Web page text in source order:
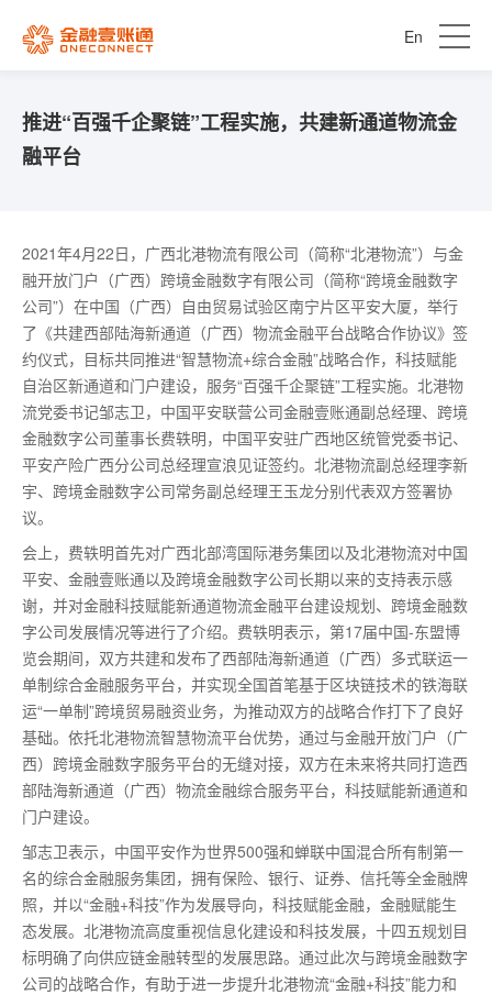
En
推进“百强千企聚链”工程实施，共建新通道物流金
融平台
2021年4月22日，广西北港物流有限公司（简称“北港物流”）与金
融开放门户（广西）跨境金融数字有限公司（简称“跨境金融数字
公司”）在中国（广西）自由贸易试验区南宁片区平安大厦，举行
了《共建西部陆海新通道（广西）物流金融平台战略合作协议》签
约仪式，目标共同推进“智慧物流+综合金融”战略合作，科技赋能
自治区新通道和门户建设，服务“百强千企聚链”工程实施。北港物
流党委书记邹志卫，中国平安联营公司金融壹账通副总经理、跨境
金融数字公司董事长费轶明，中国平安驻广西地区统管党委书记、
平安产险广西分公司总经理宣浪见证签约。北港物流副总经理李新
宇、跨境金融数字公司常务副总经理王玉龙分别代表双方签署协
议。
会上，费轶明首先对广西北部湾国际港务集团以及北港物流对中国
平安、金融壹账通以及跨境金融数字公司长期以来的支持表示感
谢，并对金融科技赋能新通道物流金融平台建设规划、跨境金融数
字公司发展情况等进行了介绍。费轶明表示，第17届中国-东盟博
览会期间，双方共建和发布了西部陆海新通道（广西）多式联运一
单制综合金融服务平台，并实现全国首笔基于区块链技术的铁海联
运“一单制”跨境贸易融资业务，为推动双方的战略合作打下了良好
基础。依托北港物流智慧物流平台优势，通过与金融开放门户（广
西）跨境金融数字服务平台的无缝对接，双方在未来将共同打造西
部陆海新通道（广西）物流金融综合服务平台，科技赋能新通道和
门户建设。
邹志卫表示，中国平安作为世界500强和蝉联中国混合所有制第一
名的综合金融服务集团，拥有保险、银行、证券、信托等全金融牌
照，并以“金融+科技”作为发展导向，科技赋能金融，金融赋能生
态发展。北港物流高度重视信息化建设和科技发展，十四五规划目
标明确了向供应链金融转型的发展思路。通过此次与跨境金融数字
公司的战略合作，有助于进一步提升北港物流“金融+科技”能力和